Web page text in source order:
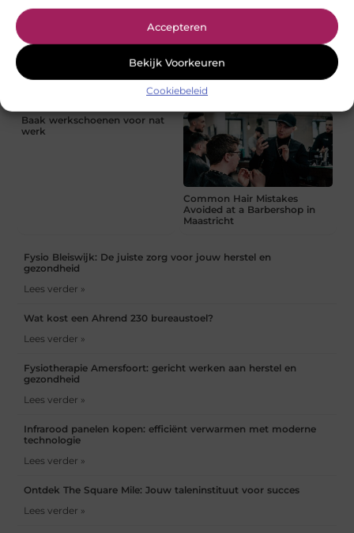
Accepteren
Bekijk Voorkeuren
Cookiebeleid
goederenliften steeds vaker
worden gecombineerd met
Hoe begin je met technische
SEO?
Baak werkschoenen voor nat
werk
Common Hair Mistakes
Avoided at a Barbershop in
Maastricht
Fysio Bleiswijk: De juiste zorg voor jouw herstel en
gezondheid
Lees verder »
Wat kost een Ahrend 230 bureaustoel?
Lees verder »
Fysiotherapie Amersfoort: gericht werken aan herstel en
gezondheid
Lees verder »
Infrarood panelen kopen: efficiënt verwarmen met moderne
technologie
Lees verder »
Ontdek The Square Mile: Jouw taleninstituut voor succes
Lees verder »